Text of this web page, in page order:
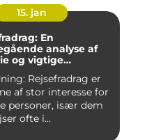
15. jan
En
analyse af
og vigtige
Rejsefradrag er
af stor interesse for
personer, især dem
ofte i...